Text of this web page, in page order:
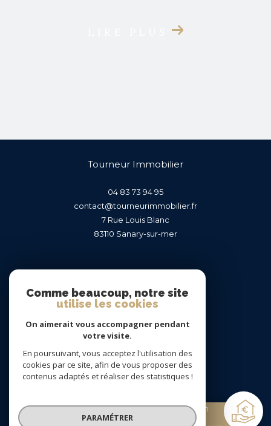
Tourneur Immobilier
04 83 73 94 95
contact@tourneurimmobilier.fr
7 Rue Louis Blanc
83110
sanary-sur-mer
Adhérents
Estimation
gratuite
Comme beaucoup, notre site
utilise les cookies
On aimerait vous accompagner pendant
votre visite.
En poursuivant, vous acceptez l'utilisation des
cookies par ce site, afin de vous proposer des
contenus adaptés et réaliser des statistiques !
PARAMÉTRER